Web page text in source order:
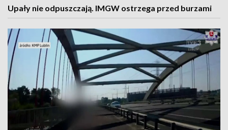
Upały nie odpuszczają. IMGW ostrzega przed burzami